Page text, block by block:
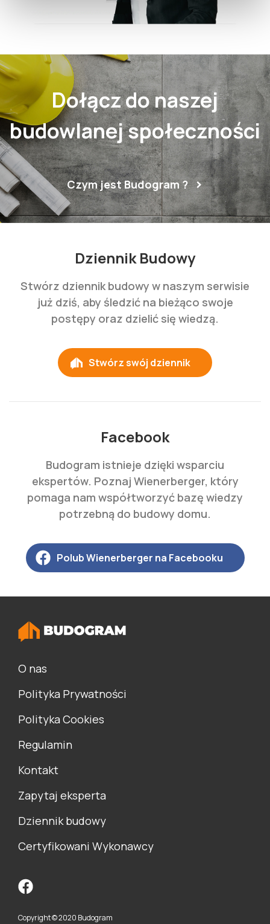
Dołącz do naszej
budowlanej społeczności
Czym jest Budogram ?
Dziennik Budowy
Stwórz dziennik budowy w naszym serwisie
już dziś, aby śledzić na bieżąco swoje
postępy oraz dzielić się wiedzą.
Stwórz swój dziennik
Facebook
Budogram istnieje dzięki wsparciu
ekspertów. Poznaj Wienerberger, który
pomaga nam współtworzyć bazę wiedzy
potrzebną do budowy domu.
Polub Wienerberger na Facebooku
O nas
Polityka Prywatności
Polityka Cookies
Regulamin
Kontakt
Zapytaj eksperta
Dziennik budowy
Certyfikowani Wykonawcy
Copyright © 2020 Budogram